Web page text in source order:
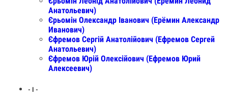
Анатольевич)
Єрьомін Олександр Іванович (Ерёмин Александр
Иванович)
Єфремов Сергій Анатолійович (Ефремов Сергей
Анатольевич)
Єфремов Юрій Олексійович (Ефремов Юрий
Алексеевич)
- І -